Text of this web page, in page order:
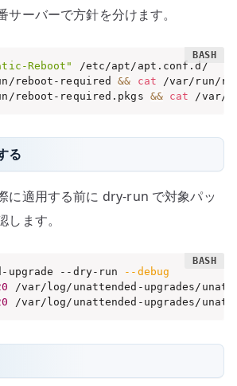
サーバーで方針を分けます。
Reboot"
reboot-required && cat /var/run/
reboot-required.pkgs && cat /var/
る
に適用する前に dry-run で対象パッ
ます。
upgrade --dry-run
--debug
/var/log/unattended-upgrades/